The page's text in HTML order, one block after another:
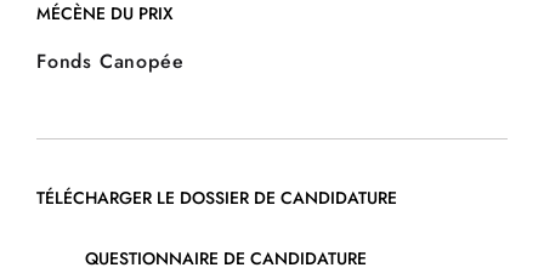
MÉCÈNE DU PRIX
Fonds Canopée
TÉLÉCHARGER LE DOSSIER DE CANDIDATURE
QUESTIONNAIRE DE CANDIDATURE